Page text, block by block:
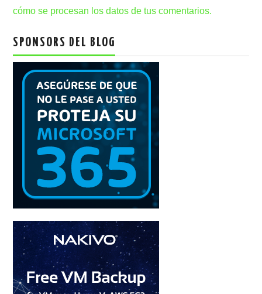
cómo se procesan los datos de tus comentarios.
SPONSORS DEL BLOG